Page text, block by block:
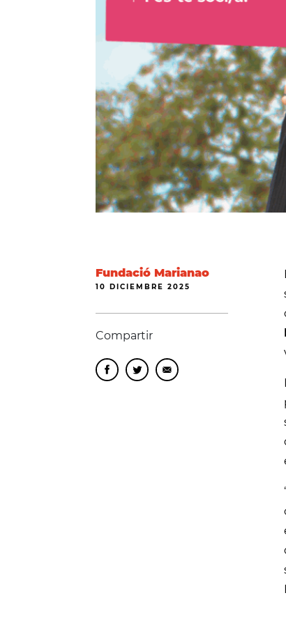
Fundació Marianao
10 DICIEMBRE 2025
Compartir